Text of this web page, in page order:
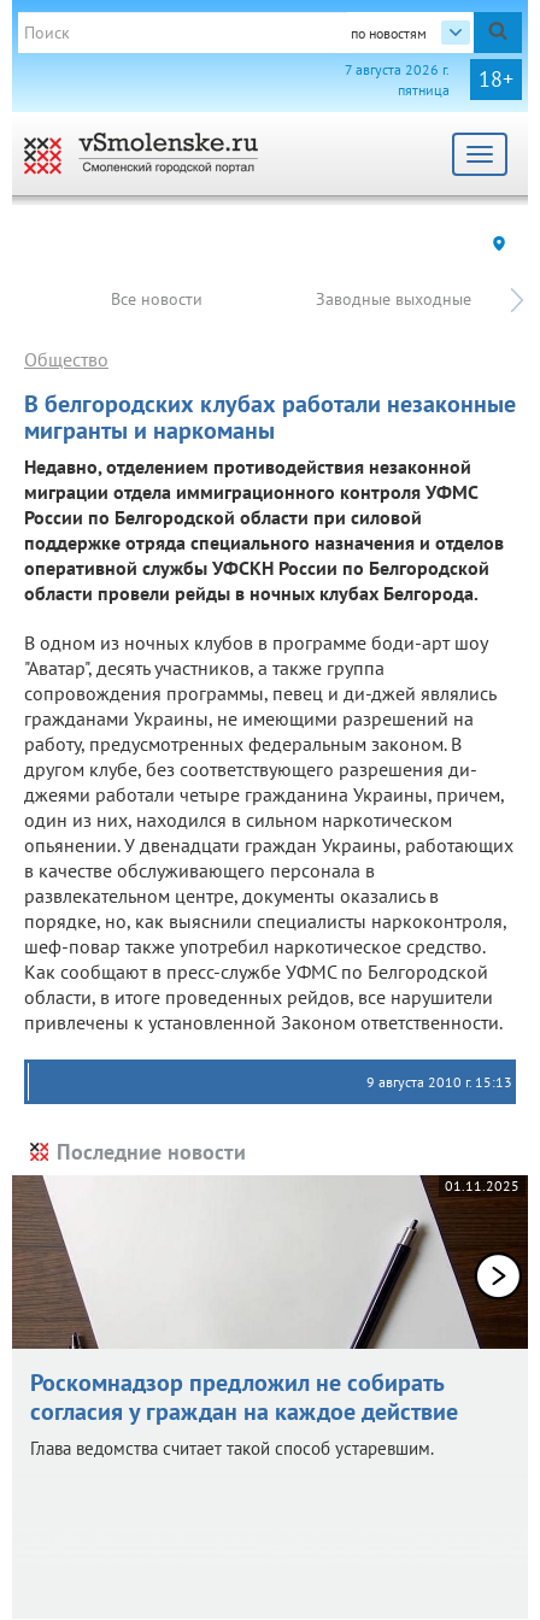
по новостям
18+
7 августа 2026 г.
пятница
Toggle
Все новости Заводные выходные
В белгородских клубах работали незаконные
мигранты и наркоманы
Общество
Недавно, отделением противодействия незаконной
миграции отдела иммиграционного контроля УФМС
России по Белгородской области при силовой
поддержке отряда специального назначения и отделов
оперативной службы УФСКН России по Белгородской
области провели рейды в ночных клубах Белгорода.
В одном из ночных клубов в программе боди-арт шоу
"Аватар", десять участников, а также группа
сопровождения программы, певец и ди-джей являлись
гражданами Украины, не имеющими разрешений на
работу, предусмотренных федеральным законом. В
другом клубе, без соответствующего разрешения ди-
джеями работали четыре гражданина Украины, причем,
один из них, находился в сильном наркотическом
опьянении. У двенадцати граждан Украины, работающих
в качестве обслуживающего персонала в
развлекательном центре, документы оказались в
порядке, но, как выяснили специалисты наркоконтроля,
шеф-повар также употребил наркотическое средство.
Как сообщают в пресс-службе УФМС по Белгородской
области, в итоге проведенных рейдов, все нарушители
привлечены к установленной Законом ответственности.
9 августа 2010 г. 15:13
Последние новости
01.11.2025
Роскомнадзор предложил не собирать
согласия у граждан на каждое действие
Глава ведомства считает такой способ устаревшим.